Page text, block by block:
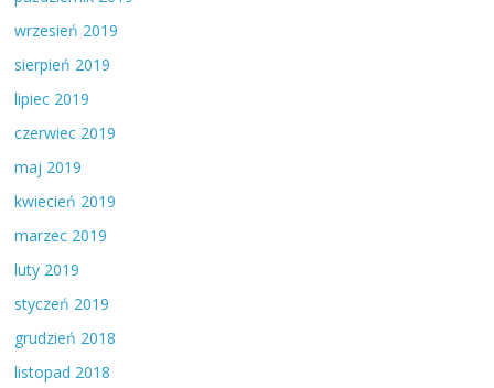
wrzesień 2019
sierpień 2019
lipiec 2019
czerwiec 2019
maj 2019
kwiecień 2019
marzec 2019
luty 2019
styczeń 2019
grudzień 2018
listopad 2018